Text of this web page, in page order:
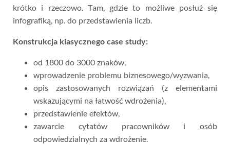
krótko i rzeczowo. Tam, gdzie to możliwe posłuż się
infografiką, np. do przedstawienia liczb.
Konstrukcja klasycznego case study:
od 1800 do 3000 znaków,
wprowadzenie problemu biznesowego/wyzwania,
opis zastosowanych rozwiązań (z elementami
wskazującymi na łatwość wdrożenia),
przedstawienie efektów,
zawarcie cytatów pracowników i osób
odpowiedzialnych za wdrożenie.